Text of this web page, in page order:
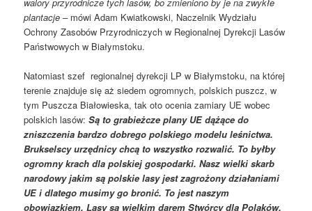
plantacje – mówi Adam Kwiatkowski, Naczelnik Wydziału
Ochrony Zasobów Przyrodniczych w Regionalnej Dyrekcji Lasów
Państwowych w Białymstoku.
Natomiast szef regionalnej dyrekcji LP w Białymstoku, na której
terenie znajduje się aż siedem ogromnych, polskich puszcz, w
tym Puszcza Białowieska, tak oto ocenia zamiary UE wobec
polskich lasów:Są to grabieżcze plany UE dążące do
zniszczenia bardzo dobrego polskiego modelu leśnictwa.
Brukselscy urzędnicy chcą to wszystko rozwalić. To byłby
ogromny krach dla polskiej gospodarki. Nasz wielki skarb
narodowy jakim są polskie lasy jest zagrożony działaniami
UE i dlatego musimy go bronić. To jest naszym
obowiązkiem. Lasy są wielkim darem Stwórcy dla Polaków.